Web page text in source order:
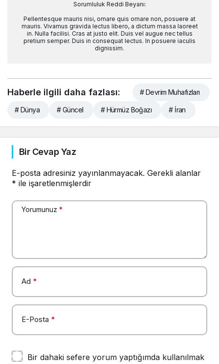
Sorumluluk Reddi Beyanı:
Pellentesque mauris nisi, ornare quis ornare non, posuere at
mauris. Vivamus gravida lectus libero, a dictum massa laoreet
in. Nulla facilisi. Cras at justo elit. Duis vel augue nec tellus
pretium semper. Duis in consequat lectus. In posuere iaculis
dignissim.
Haberle ilgili daha fazlası: # Devrim Muhafızları
# Dünya # Güncel # Hürmüz Boğazı # İran
Bir Cevap Yaz
E-posta adresiniz yayınlanmayacak. Gerekli alanlar
* ile işaretlenmişlerdir
Yorumunuz *
Ad *
E-Posta *
Bir dahaki sefere yorum yaptığımda kullanılmak